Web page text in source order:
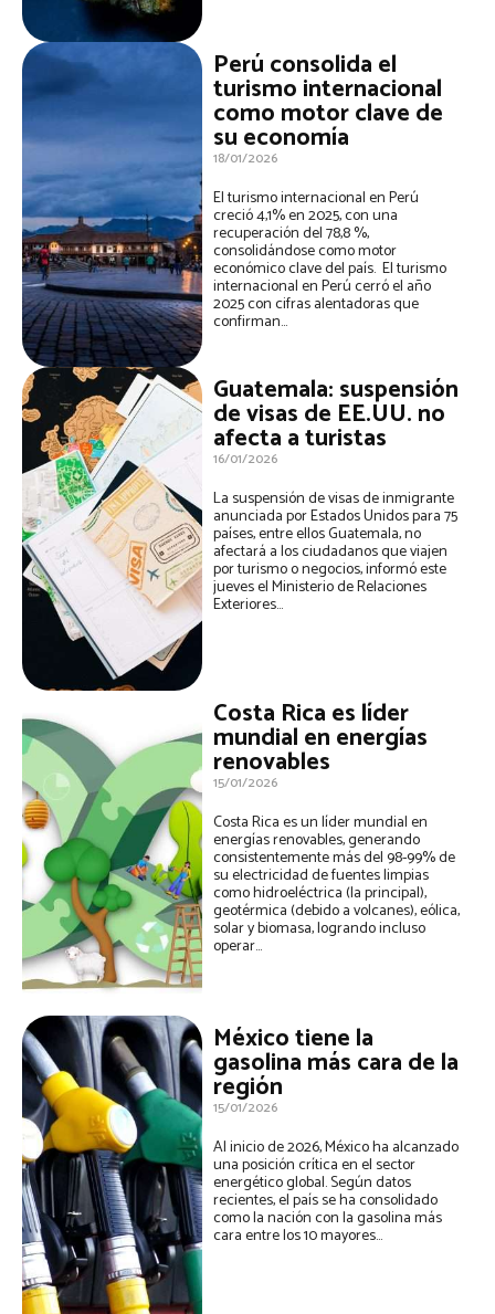
Perú consolida el
turismo internacional
como motor clave de
su economía
18/01/2026
El turismo internacional en Perú
creció 4,1% en 2025, con una
recuperación del 78,8 %,
consolidándose como motor
económico clave del país. El turismo
internacional en Perú cerró el año
2025 con cifras alentadoras que
confirman...
Guatemala: suspensión
de visas de EE.UU. no
afecta a turistas
16/01/2026
La suspensión de visas de inmigrante
anunciada por Estados Unidos para 75
países, entre ellos Guatemala, no
afectará a los ciudadanos que viajen
por turismo o negocios, informó este
jueves el Ministerio de Relaciones
Exteriores...
Costa Rica es líder
mundial en energías
renovables
15/01/2026
Costa Rica es un líder mundial en
energías renovables, generando
consistentemente más del 98-99% de
su electricidad de fuentes limpias
como hidroeléctrica (la principal),
geotérmica (debido a volcanes), eólica,
solar y biomasa, logrando incluso
operar...
México tiene la
gasolina más cara de la
región
15/01/2026
Al inicio de 2026, México ha alcanzado
una posición crítica en el sector
energético global. Según datos
recientes, el país se ha consolidado
como la nación con la gasolina más
cara entre los 10 mayores...